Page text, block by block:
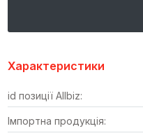
Характеристики
id позиції Allbiz:
Імпортна продукція: